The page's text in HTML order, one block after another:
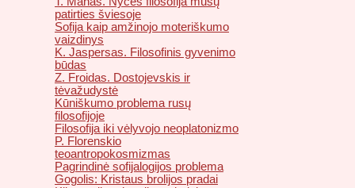
patirties šviesoje
Sofija kaip amžinojo moteriškumo
vaizdinys
K. Jaspersas. Filosofinis gyvenimo
būdas
Z. Froidas. Dostojevskis ir
tėvažudystė
Kūniškumo problema rusų
filosofijoje
Filosofija iki vėlyvojo neoplatonizmo
P. Florenskio
teoantropokosmizmas
Pagrindinė sofijalogijos problema
Gogolis: Kristaus brolijos pradai